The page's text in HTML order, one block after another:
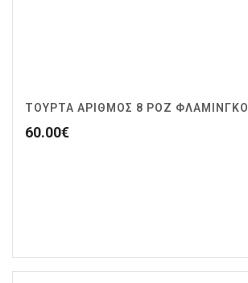
ΤΟΥΡΤΑ ΑΡΙΘΜΟΣ 8 ΡΟΖ ΦΛΑΜΙΝΓΚΟ
60.00€